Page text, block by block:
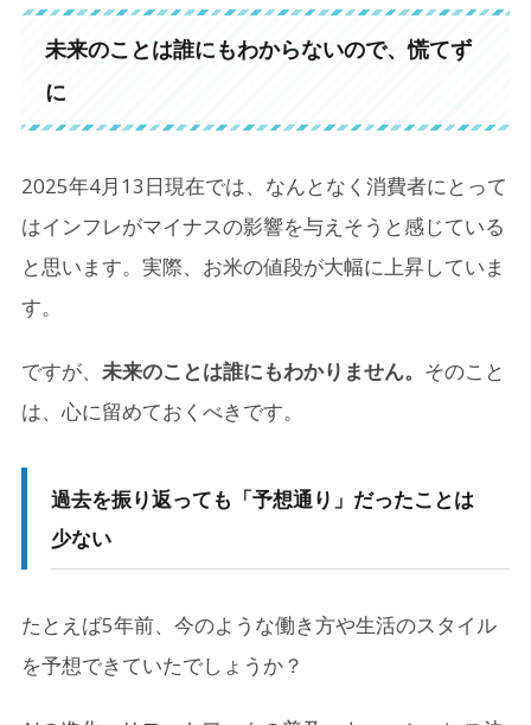
未来のことは誰にもわからないので、慌てず
に
2025年4月13日現在では、なんとなく消費者にとって
はインフレがマイナスの影響を与えそうと感じている
と思います。実際、お米の値段が大幅に上昇していま
す。
ですが、 未来のことは誰にもわかりません。 そのこと
は、心に留めておくべきです。
過去を振り返っても「予想通り」だったことは
少ない
たとえば5年前、今のような働き方や生活のスタイル
を予想できていたでしょうか？